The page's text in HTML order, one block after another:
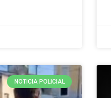
NOTICIA POLICIAL